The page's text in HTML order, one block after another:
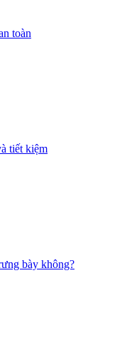
toàn
tiết kiệm
bày không?